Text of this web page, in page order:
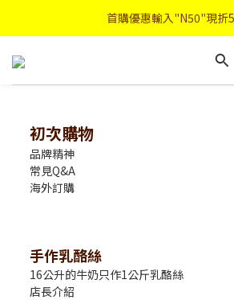
首購優惠輸入"N50"現折
首購優惠輸入"N50"現折
註冊會員登入"免費領取
2026中秋禮盒早鳥優
初次購物
品牌精神
常見Q&A
海外訂購
手作乳酪絲
16公升的牛奶只作1公斤乳酪絲
店長介紹